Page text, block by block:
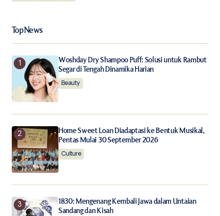
Top News
Woshday Dry Shampoo Puff: Solusi untuk Rambut
Segar di Tengah Dinamika Harian
Beauty
Home Sweet Loan Diadaptasi ke Bentuk Musikal,
Pentas Mulai 30 September 2026
Culture
1830: Mengenang Kembali Jawa dalam Untaian
Sandang dan Kisah